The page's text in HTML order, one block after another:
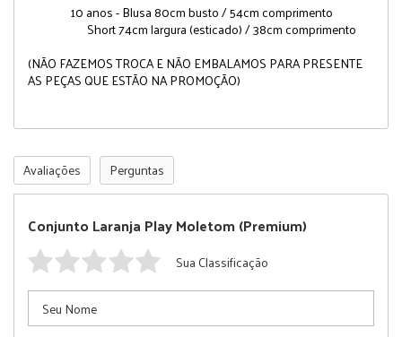
10 anos - Blusa 80cm busto / 54cm comprimento
Short 74cm largura (esticado) / 38cm comprimento
(NÃO FAZEMOS TROCA E NÃO EMBALAMOS PARA PRESENTE
AS PEÇAS QUE ESTÃO NA PROMOÇÃO)
Avaliações Perguntas
Conjunto Laranja Play Moletom (Premium)
Sua Classificação